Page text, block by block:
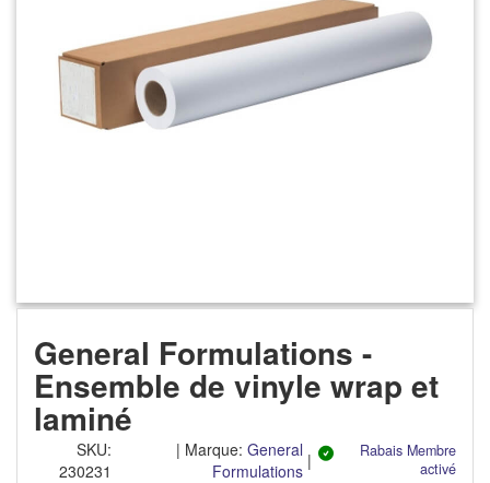
General Formulations -
Ensemble de vinyle wrap et
laminé
SKU:
230231
| Marque: General
Formulations |
Rabais Membre
activé